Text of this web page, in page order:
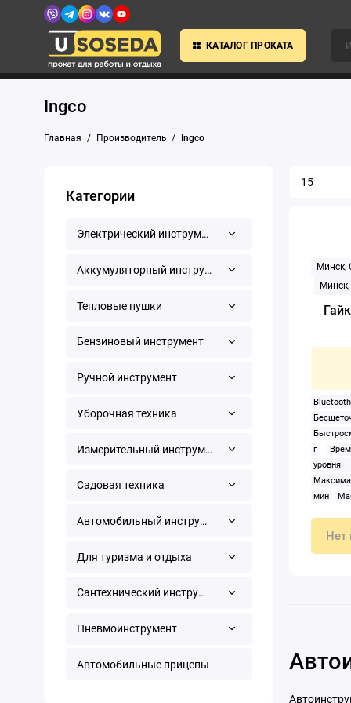
КАТАЛОГ ПРОКАТА
Ingco
Главная Производитель Ingco
Категории
Электрический инструмент
Аккумуляторный инструмент
Тепловые пушки
Бензиновый инструмент
Ручной инструмент
Уборочная техника
Измерительный инструмент
Садовая техника
Автомобильный инструмент
Для туризма и отдыха
Сантехнический инструмент
Пневмоинструмент
Автомобильные прицепы
Минск,
г
мин
Нет